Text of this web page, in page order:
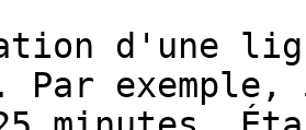
d'une
Par